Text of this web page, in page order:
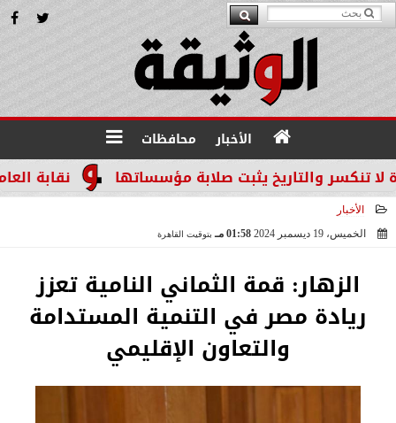
الأخبار محافظات
نقابة والتاريخ يثبت صلابة مؤسساتها
الأخبار
الخميس، 19 ديسمبر 2024
01:58 مـ بتوقيت القاهرة
الزهار: قمة الثماني النامية تعزز
ريادة مصر في التنمية المستدامة
والتعاون الإقليمي